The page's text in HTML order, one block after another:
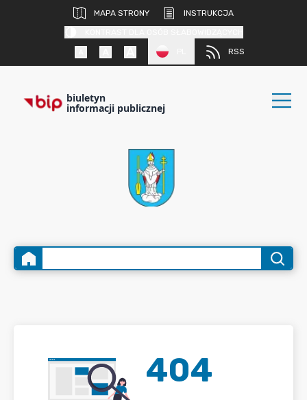
MAPA STRONY
INSTRUKCJA
RSS
biuletyn
informacji publicznej
404